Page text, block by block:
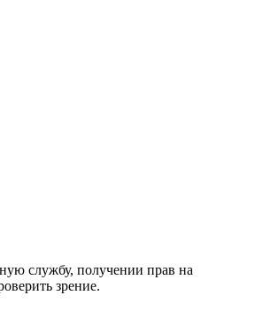
службу, получении прав на
зрение.